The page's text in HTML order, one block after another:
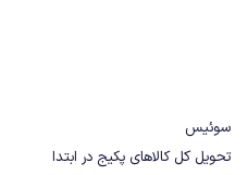
سوئیس
تحویل کل کالاهای پکیج در ابتدا